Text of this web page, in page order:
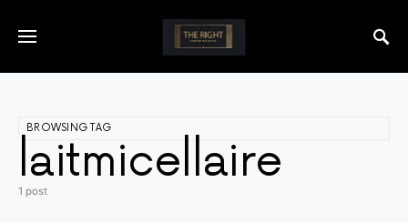
BROWSING TAG
laitmicellaire
1 post